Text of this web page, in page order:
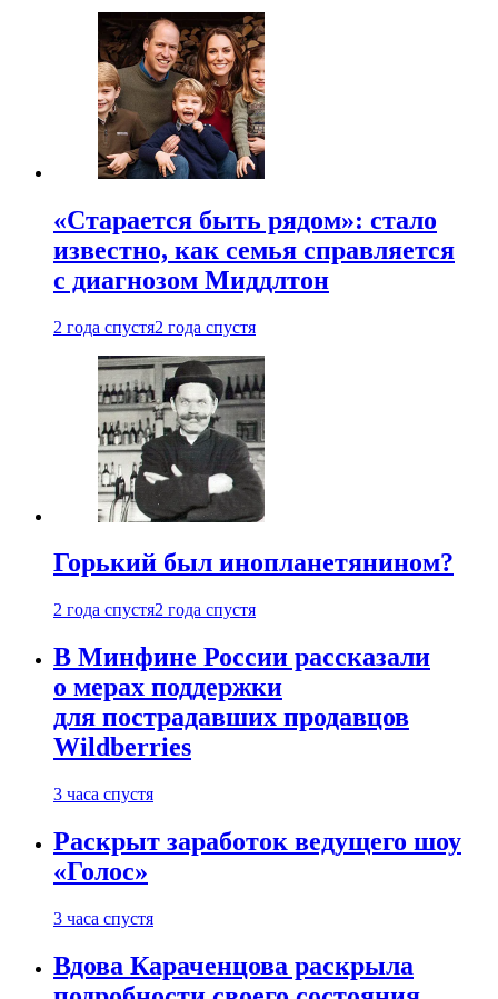
«Старается быть рядом»: стало
известно, как семья справляется
с диагнозом Миддлтон
2 года спустя2 года спустя
Горький был инопланетянином?
2 года спустя2 года спустя
В Минфине России рассказали
о мерах поддержки
для пострадавших продавцов
Wildberries
3 часа спустя
Раскрыт заработок ведущего шоу
«Голос»
3 часа спустя
Вдова Караченцова раскрыла